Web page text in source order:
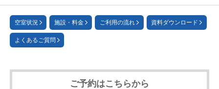
空室状況 施設・料金 ご利用の流れ 資料ダウンロード
よくあるご質問
ご予約はこちらから